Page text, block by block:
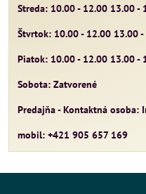
Streda: 10.00 - 12.00 13.00 -
Štvrtok: 10.00 - 12.00 13.00
Piatok: 10.00 - 12.00 13.00 -
Sobota: Zatvorené
Predajňa - Kontaktná osoba:
mobil: +421 905 657 169